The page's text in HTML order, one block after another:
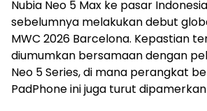
Nubia Neo 5 Max ke pasar
sebelumnya melakukan debut
MWC 2026 Barcelona. Kepastian
diumumkan bersamaan dengan
Neo 5 Series, di mana perangkat
PadPhone ini juga turut